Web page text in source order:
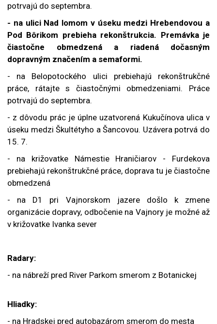
potrvajú do septembra.
- na ulici Nad lomom v úseku medzi Hrebendovou a
Pod Bôrikom prebieha rekonštrukcia. Premávka je
čiastočne obmedzená a riadená dočasným
dopravným značením a semaformi.
- na Belopotockého ulici prebiehajú rekonštrukčné
práce, rátajte s čiastočnými obmedzeniami. Práce
potrvajú do septembra.
- z dôvodu prác je úplne uzatvorená Kukučínova ulica v
úseku medzi Škultétyho a Šancovou. Uzávera potrvá do
15. 7.
- na križovatke Námestie Hraničiarov - Furdekova
prebiehajú rekonštrukčné práce, doprava tu je čiastočne
obmedzená
- na D1 pri Vajnorskom jazere došlo k zmene
organizácie dopravy, odbočenie na Vajnory je možné až
v križovatke Ivanka sever
Radary:
- na nábreží pred River Parkom smerom z Botanickej
Hliadky:
- na Hradskej pred autobazárom smerom do mesta